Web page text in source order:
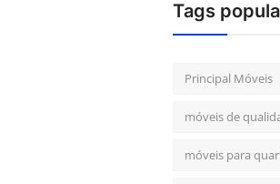
Tags
Principal Móveis
móveis de
móveis para